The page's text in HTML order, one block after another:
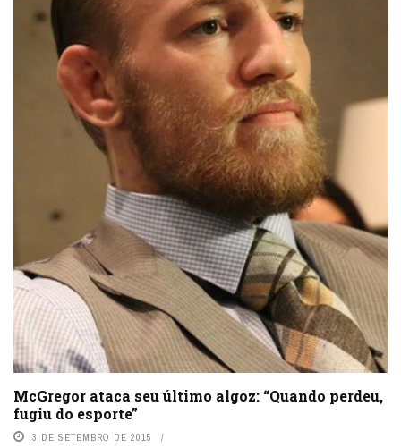
McGregor ataca seu último algoz: “Quando perdeu,
fugiu do esporte”
3 DE SETEMBRO DE 2015